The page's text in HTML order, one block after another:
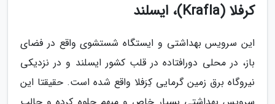
کرفلا (Krafla)، ایسلند
این سرویس بهداشتی و ایستگاه شستشوی واقع در فضای
باز، در محلی دورافتاده در قلب کشور ایسلند و در نزدیکی
نیروگاه برق زمین گرمایی کِرَفلا واقع شده است. حقیقتا این